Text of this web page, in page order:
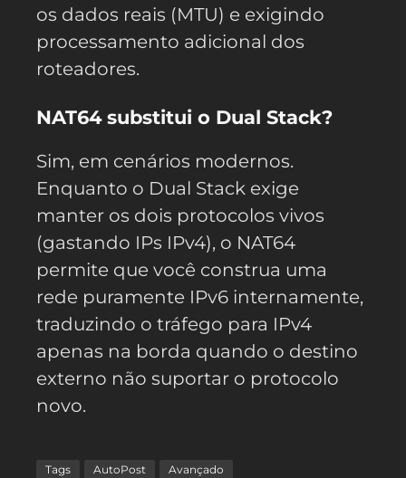
os dados reais (MTU) e exigindo
processamento adicional dos
roteadores.
NAT64 substitui o Dual Stack?
Sim, em cenários modernos.
Enquanto o Dual Stack exige
manter os dois protocolos vivos
(gastando IPs IPv4), o NAT64
permite que você construa uma
rede puramente IPv6 internamente,
traduzindo o tráfego para IPv4
apenas na borda quando o destino
externo não suportar o protocolo
novo.
Tags AutoPost Avançado